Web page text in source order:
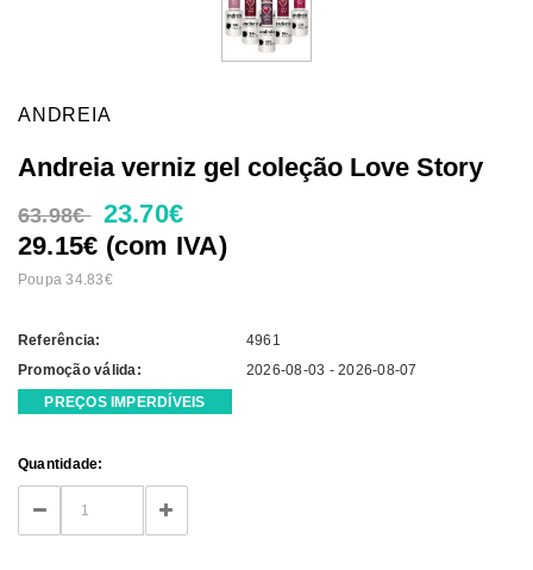
ANDREIA
Andreia verniz gel coleção Love Story
63.98€ 23.70€
29.15€ (com IVA)
Poupa 34.83€
Referência:
4961
Promoção válida:
2026-08-03 - 2026-08-07
PREÇOS IMPERDÍVEIS
Current
Stock:
Quantidade:
DECREASE
QUANTITY:
INCREASE
QUANTITY: